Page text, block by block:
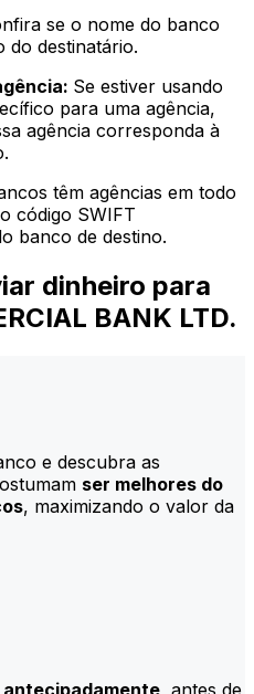
se o nome do banco
do destinatário.
Se estiver usando
para uma agência,
agência corresponda à
têm agências em todo
código SWIFT
banco de destino.
dinheiro para
BANK LTD.
e descubra as
ser melhores do
, maximizando o valor da
antes de